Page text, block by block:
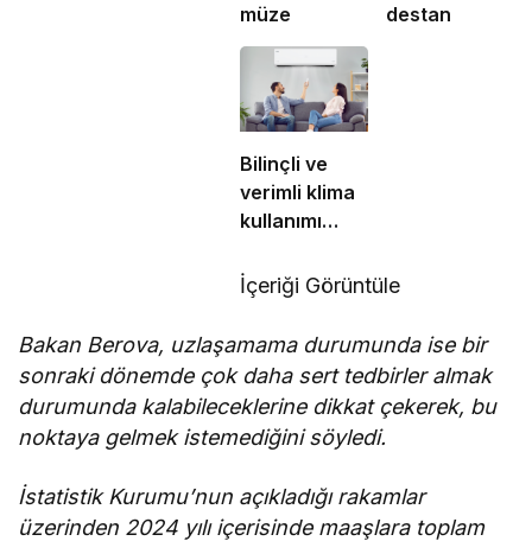
müze
destan
Bilinçli ve
verimli klima
kullanımı
tüketimini
azaltıyor
İçeriği Görüntüle
Bakan Berova, uzlaşamama durumunda ise bir
sonraki dönemde çok daha sert tedbirler almak
durumunda kalabileceklerine dikkat çekerek, bu
noktaya gelmek istemediğini söyledi.
İstatistik Kurumu’nun açıkladığı rakamlar
üzerinden 2024 yılı içerisinde maaşlara toplam